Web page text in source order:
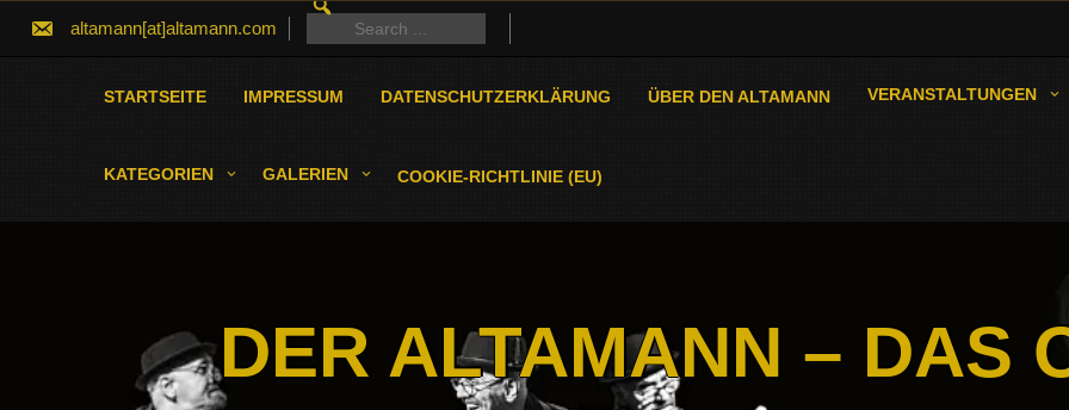
altamann[at]altamann.com
FOR:
Search
for:
STARTSEITE IMPRESSUM DATENSCHUTZERKLÄRUNG ÜBER DEN ALTAMANN VERANSTALTUNGEN
KATEGORIEN GALERIEN COOKIE-RICHTLINIE (EU)
DER ALTAMANN – DAS